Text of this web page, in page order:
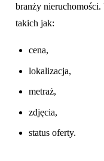
branży
takich jak:
cena,
lokalizacja,
metraż,
zdjęcia,
status oferty.